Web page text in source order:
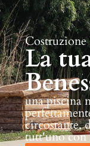
La
una piscina
circostante,
tutt'uno con